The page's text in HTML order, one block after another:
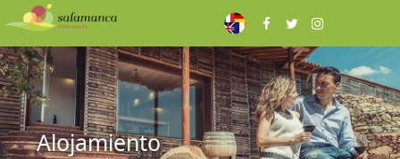
Pasar
al
contenido
principal
Alojamiento